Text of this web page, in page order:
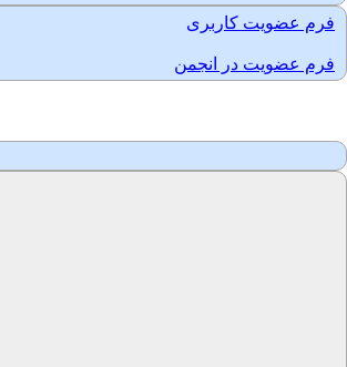
فرم عضویت کاربری
فرم عضویت در انجمن